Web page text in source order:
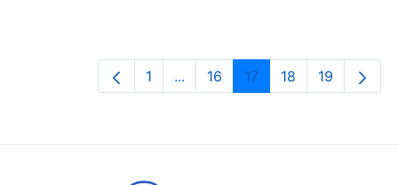
Page
1 ...Intermediate Pages Use TAB to
Page
16 Page
17 Page
18 Page
19